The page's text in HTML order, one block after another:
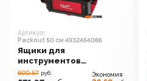
Артикул:
Packout 50 см 4932464086
Ящики для
инструментов
Milwaukee Packout 50
600.57 руб. Экономия